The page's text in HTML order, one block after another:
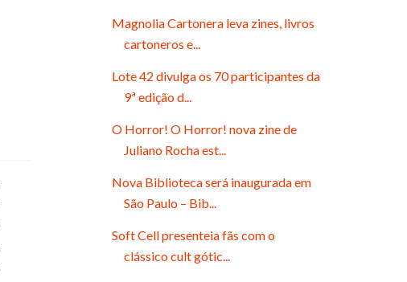
Magnolia Cartonera leva zines, livros
cartoneros e...
Lote 42 divulga os 70 participantes da
9ª edição d...
O Horror! O Horror! nova zine de
Juliano Rocha est...
Nova Biblioteca será inaugurada em
São Paulo – Bib...
Soft Cell presenteia fãs com o
clássico cult gótic...